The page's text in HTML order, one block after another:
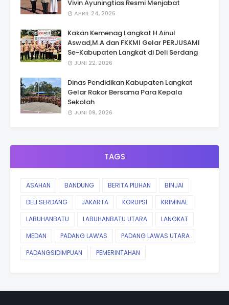
Vivin Ayuningtias Resmi Menjabat
APRIL 24, 2026
Kakan Kemenag Langkat H.Ainul
Aswad,M.A dan FKKMI Gelar PERJUSAMI
Se-Kabupaten Langkat di Deli Serdang
JUNI 22, 2026
Dinas Pendidikan Kabupaten Langkat
Gelar Rakor Bersama Para Kepala
Sekolah
JUNI 09, 2026
TAGS
ASAHAN BANDUNG BERITA PILIHAN
BINJAI
DELI SERDANG
JAKARTA KORUPSI
KRIMINAL
LABUHANBATU
LABUHANBATU UTARA
LANGKAT
MEDAN
PADANG LAWAS
PADANG LAWAS UTARA
PADANGSIDIMPUAN
PEMERINTAHAN